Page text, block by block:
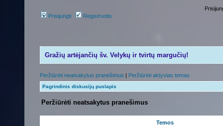
Prisijungti Registruotis
Gražių artėjančių šv. Velykų ir tvirtų margučių!
Peržiūrėti neatsakytus pranešimus | Peržiūrėti aktyvias temas
Pagrindinis diskusijų puslapis
Peržiūrėti neatsakytus pranešimus
Temos